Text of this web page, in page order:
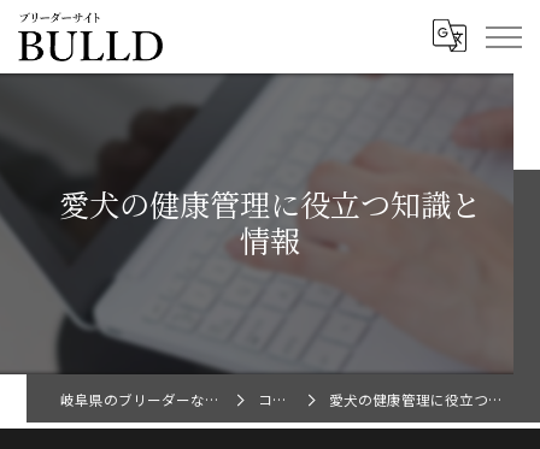
愛犬の健康管理に役立つ知識と
情報
岐阜県のブリーダーならBULLD コラム 愛犬の健康管理に役立つ知識と情報